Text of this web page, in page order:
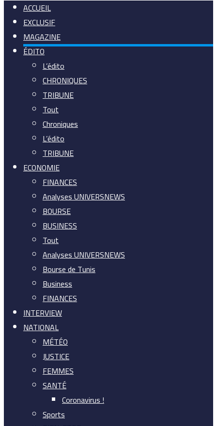
ACCUEIL
EXCLUSIF
MAGAZINE
ÉDITO
L’édito
CHRONIQUES
TRIBUNE
Tout
Chroniques
L’édito
TRIBUNE
ECONOMIE
FINANCES
Analyses UNIVERSNEWS
BOURSE
BUSINESS
Tout
Analyses UNIVERSNEWS
Bourse de Tunis
Business
FINANCES
INTERVIEW
NATIONAL
MÉTÉO
JUSTICE
FEMMES
SANTÉ
Coronavirus !
Sports